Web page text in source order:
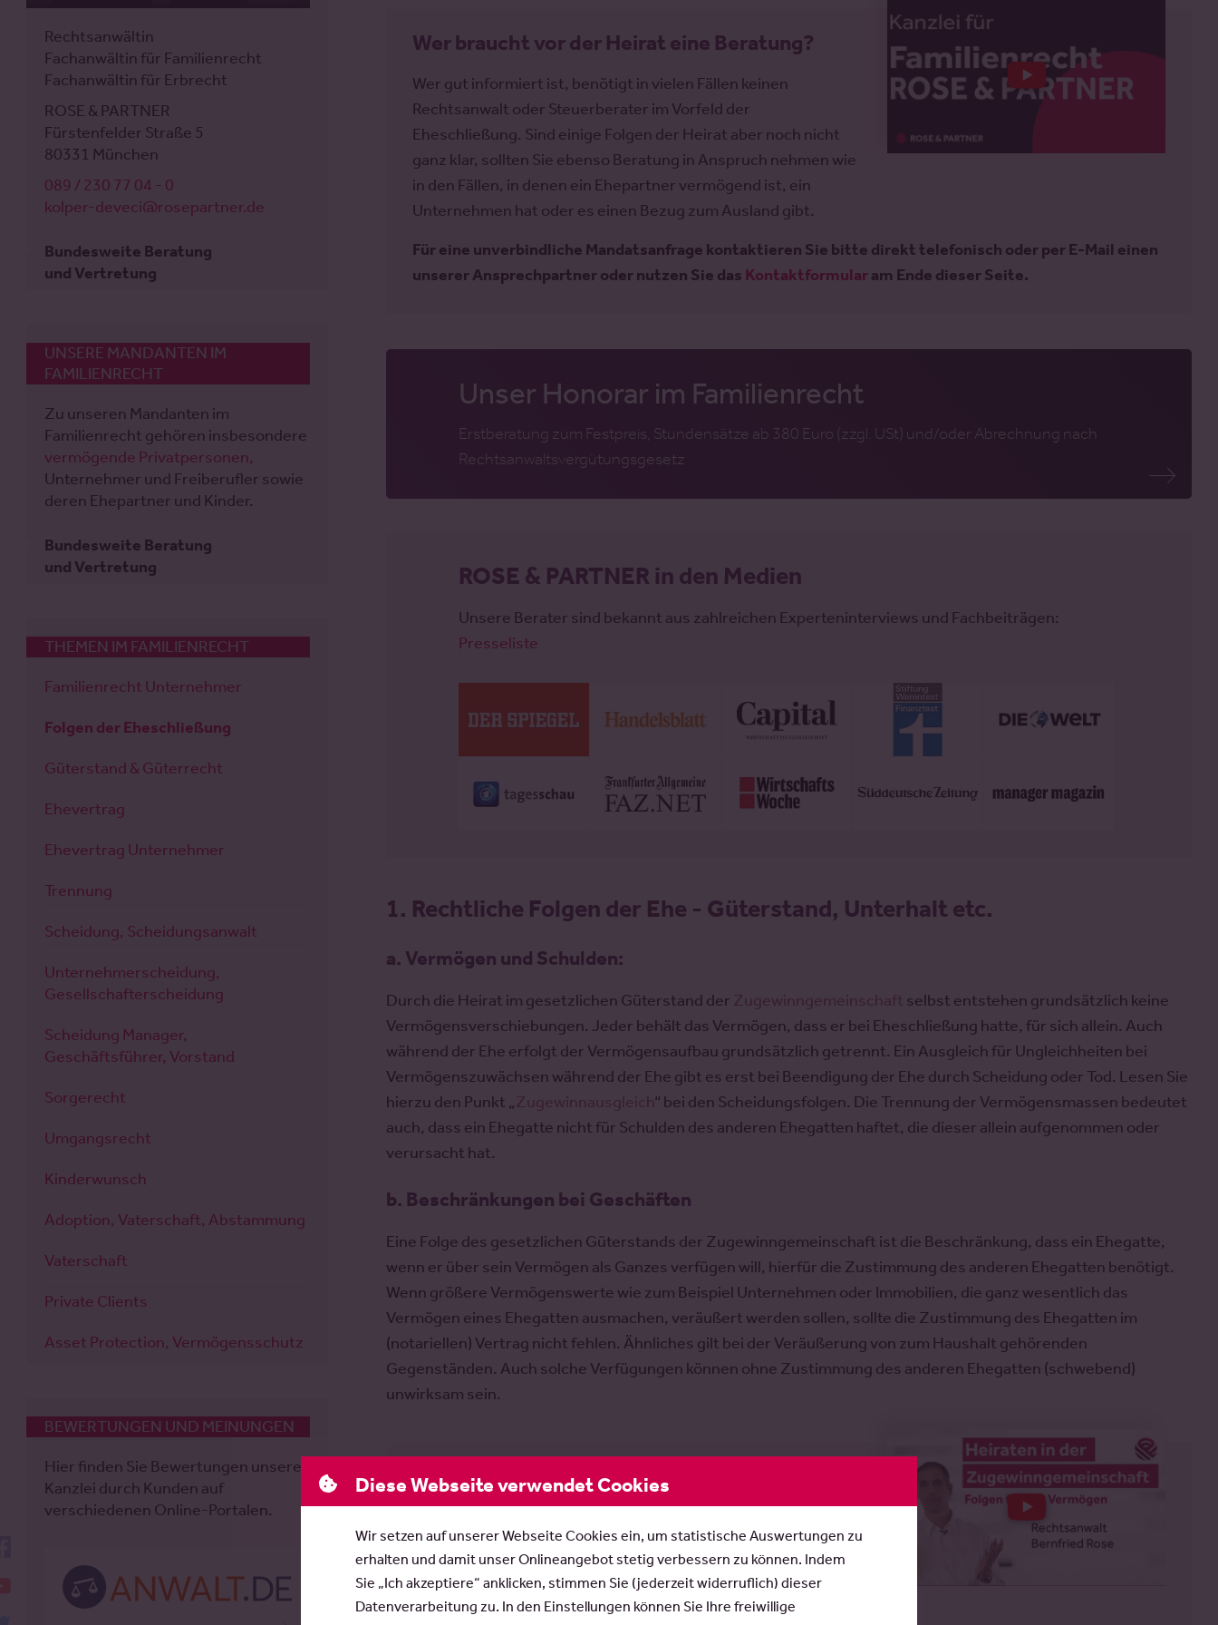
Wer braucht vor der Heirat eine Beratung?
Wer gut informiert ist, benötigt in vielen Fällen keinen
Rechtsanwalt oder Steuerberater im Vorfeld der
Eheschließung. Sind einige Folgen der Heirat aber noch nicht
ganz klar, sollten Sie ebenso Beratung in Anspruch nehmen wie
in den Fällen, in denen ein Ehepartner vermögend ist, ein
Unternehmen hat oder es einen Bezug zum Ausland gibt.
Für eine unverbindliche Mandatsanfrage kontaktieren Sie bitte direkt telefonisch oder per E-Mail einen
unserer Ansprechpartner oder nutzen Sie das Kontaktformularam Ende dieser Seite.
Unser Honorar im Familienrecht
Erstberatung zum Festpreis, Stundensätze ab 380 Euro (zzgl. USt) und/oder Abrechnung nach
Rechtsanwaltsvergütungsgesetz
ROSE & PARTNER in den Medien
Unsere Berater sind bekannt aus zahlreichen Experteninterviews und Fachbeiträgen:
Presseliste
1. Rechtliche Folgen der Ehe - Güterstand, Unterhalt etc.
a. Vermögen und Schulden:
Durch die Heirat im gesetzlichen Güterstand der Zugewinngemeinschaft selbst entstehen grundsätzlich keine
Vermögensverschiebungen. Jeder behält das Vermögen, dass er bei Eheschließung hatte, für sich allein. Auch
während der Ehe erfolgt der Vermögensaufbau grundsätzlich getrennt. Ein Ausgleich für Ungleichheiten bei
Vermögenszuwächsen während der Ehe gibt es erst bei Beendigung der Ehe durch Scheidung oder Tod. Lesen Sie
hierzu den Punkt „Zugewinnausgleich“ bei den Scheidungsfolgen. Die Trennung der Vermögensmassen bedeutet
auch, dass ein Ehegatte nicht für Schulden des anderen Ehegatten haftet, die dieser allein aufgenommen oder
verursacht hat.
b. Beschränkungen bei Geschäften
Eine Folge des gesetzlichen Güterstands der Zugewinngemeinschaft ist die Beschränkung, dass ein Ehegatte,
wenn er über sein Vermögen als Ganzes verfügen will, hierfür die Zustimmung des anderen Ehegatten benötigt.
Wenn größere Vermögenswerte wie zum Beispiel Unternehmen oder Immobilien, die ganz wesentlich das
Vermögen eines Ehegatten ausmachen, veräußert werden sollen, sollte die Zustimmung des Ehegatten im
(notariellen) Vertrag nicht fehlen. Ähnliches gilt bei der Veräußerung von zum Haushalt gehörenden
Gegenständen. Auch solche Verfügungen können ohne Zustimmung des anderen Ehegatten (schwebend)
unwirksam sein.
Video: Heiraten in der Zugewinngemeinschaft
Besonderheiten und Kuriositäten der Zugewinngemeinschaft.
Was hätten Sie gewusst?
Rechtsanwalt
Fachanwalt für Familienrecht
Mediator
ROSE & PARTNER
Jungfernstieg 40
20354 Hamburg
040 / 414 37 59 - 0
weiss@rosepartner.de
Bundesweite Beratung
und Vertretung
Rechtsanwältin
Fachanwältin für Familienrecht
Fachanwältin für Erbrecht
ROSE & PARTNER
Fürstenfelder Straße 5
80331 München
089 / 230 77 04 - 0
kolper-deveci@rosepartner.de
Bundesweite Beratung
und Vertretung
UNSERE MANDANTEN IM
FAMILIENRECHT
Zu unseren Mandanten im
Familienrecht gehören insbesondere
vermögende Privatpersonen,
Unternehmer und Freiberufler sowie
deren Ehepartner und Kinder.
Bundesweite Beratung
und Vertretung
THEMEN IM FAMILIENRECHT
Familienrecht Unternehmer
Folgen der Eheschließung
Güterstand & Güterrecht
Ehevertrag
Ehevertrag Unternehmer
Trennung
Scheidung, Scheidungsanwalt
Unternehmerscheidung,
Gesellschafterscheidung
Scheidung Manager,
Geschäftsführer, Vorstand
Sorgerecht
Umgangsrecht
Kinderwunsch
Adoption, Vaterschaft, Abstammung
Vaterschaft
Private Clients
Asset Protection, Vermögensschutz
BEWERTUNGEN UND MEINUNGEN
Hier finden Sie Bewertungen unserer
Kanzlei durch Kunden auf
verschiedenen Online-Portalen.
YouTube
Diese Webseite verwendet Cookies
Wir setzen auf unserer Webseite Cookies ein, um statistische Auswertungen zu
erhalten und damit unser Onlineangebot stetig verbessern zu können. Indem
Sie „Ich akzeptiere“ anklicken, stimmen Sie (jederzeit widerruflich) dieser
Datenverarbeitung zu. In den Einstellungen können Sie Ihre freiwillige